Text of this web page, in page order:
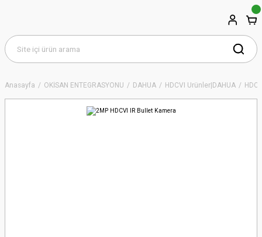
Anasayfa OKİSAN ENTEGRASYONU DAHUA HDCVI Ürünler|DAHUA